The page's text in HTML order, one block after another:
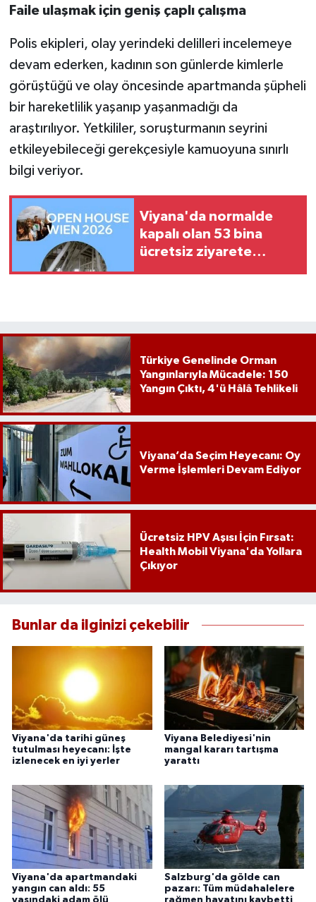
Faile ulaşmak için geniş çaplı çalışma
Polis ekipleri, olay yerindeki delilleri incelemeye
devam ederken, kadının son günlerde kimlerle
görüştüğü ve olay öncesinde apartmanda şüpheli
bir hareketlilik yaşanıp yaşanmadığı da
araştırılıyor. Yetkililer, soruşturmanın seyrini
etkileyebileceği gerekçesiyle kamuoyuna sınırlı
bilgi veriyor.
Viyana'da normalde
kapalı olan 53 bina
ücretsiz ziyarete
Türkiye Genelinde Orman
Yangınlarıyla Mücadele: 150
Yangın Çıktı, 4'ü Hâlâ Tehlikeli
Viyana’da Seçim Heyecanı: Oy
Verme İşlemleri Devam Ediyor
Ücretsiz HPV Aşısı İçin Fırsat:
Health Mobil Viyana'da Yollara
Çıkıyor
Bunlar da ilginizi çekebilir
Viyana'da tarihi güneş
tutulması heyecanı: İşte
izlenecek en iyi yerler
Viyana Belediyesi'nin
mangal kararı tartışma
yarattı
Viyana'da apartmandaki
yangın can aldı: 55
Salzburg'da gölde can
pazarı: Tüm müdahalelere